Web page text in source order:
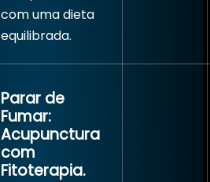
com uma dieta
equilibrada.
Parar de
Fumar:
Acupunctura
com
Fitoterapia.